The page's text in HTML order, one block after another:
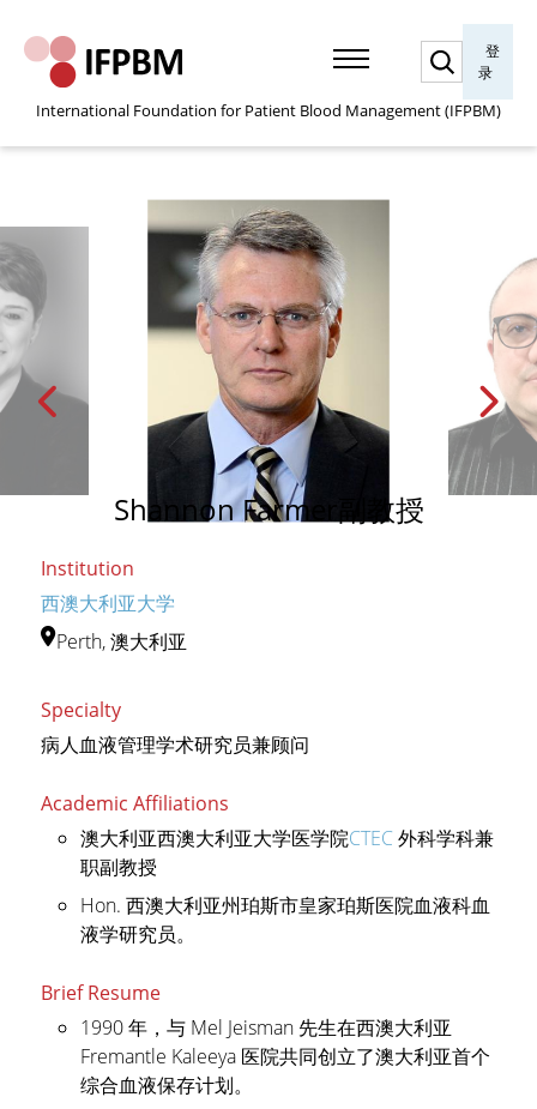
登
录
International Foundation for Patient Blood Management (IFPBM)
Shannon Farmer副教授
Institution
西澳大利亚大学
Perth, 澳大利亚
Specialty
病人血液管理学术研究员兼顾问
Academic Affiliations
澳大利亚西澳大利亚大学医学院CTEC外科学科兼
职副教授
Hon. 西澳大利亚州珀斯市皇家珀斯医院血液科血
液学研究员。
Brief Resume
1990 年，与 Mel Jeisman 先生在西澳大利亚
Fremantle Kaleeya 医院共同创立了澳大利亚首个
综合血液保存计划。